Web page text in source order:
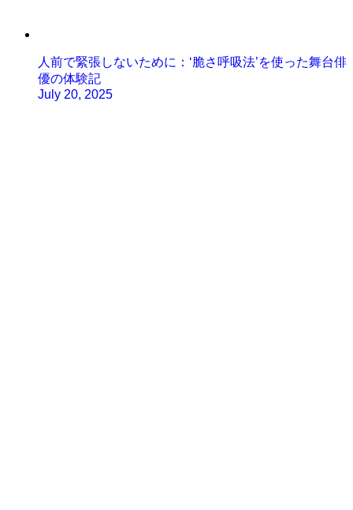
人前で緊張しないために：‘脆さ呼吸法’を使った舞台俳
優の体験記
July 20, 2025